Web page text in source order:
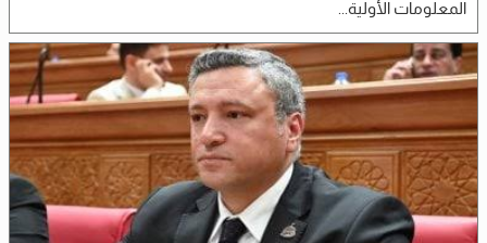
المعلومات الأولية...